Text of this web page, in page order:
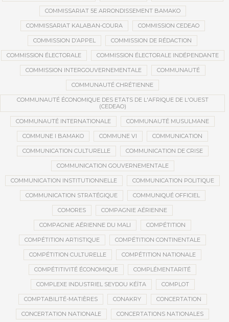
COMMISSARIAT 5E ARRONDISSEMENT BAMAKO
COMMISSARIAT KALABAN-COURA COMMISSION CEDEAO
COMMISSION D’APPEL COMMISSION DE RÉDACTION
COMMISSION ÉLECTORALE COMMISSION ÉLECTORALE INDÉPENDANTE
COMMISSION INTERGOUVERNEMENTALE COMMUNAUTÉ
COMMUNAUTÉ CHRÉTIENNE
COMMUNAUTÉ ÉCONOMIQUE DES ETATS DE L'AFRIQUE DE L'OUEST
(CEDEAO)
COMMUNAUTÉ INTERNATIONALE COMMUNAUTÉ MUSULMANE
COMMUNE I BAMAKO COMMUNE VI COMMUNICATION
COMMUNICATION CULTURELLE COMMUNICATION DE CRISE
COMMUNICATION GOUVERNEMENTALE
COMMUNICATION INSTITUTIONNELLE COMMUNICATION POLITIQUE
COMMUNICATION STRATÉGIQUE COMMUNIQUÉ OFFICIEL
COMORES COMPAGNIE AÉRIENNE
COMPAGNIE AÉRIENNE DU MALI COMPÉTITION
COMPÉTITION ARTISTIQUE COMPÉTITION CONTINENTALE
COMPÉTITION CULTURELLE COMPÉTITION NATIONALE
COMPÉTITIVITÉ ÉCONOMIQUE COMPLÉMENTARITÉ
COMPLEXE INDUSTRIEL SEYDOU KÉÏTA COMPLOT
COMPTABILITÉ-MATIÈRES CONAKRY CONCERTATION
CONCERTATION NATIONALE CONCERTATIONS NATIONALES